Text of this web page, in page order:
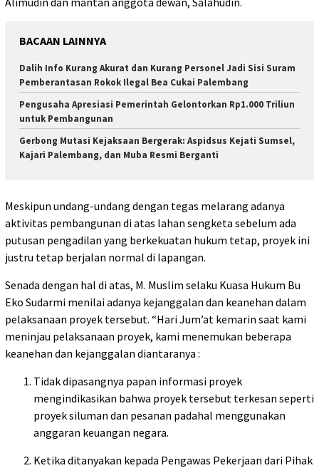
BACAAN LAINNYA
Dalih Info Kurang Akurat dan Kurang Personel Jadi Sisi Suram
Pemberantasan Rokok Ilegal Bea Cukai Palembang
Pengusaha Apresiasi Pemerintah Gelontorkan Rp1.000 Triliun
untuk Pembangunan
Gerbong Mutasi Kejaksaan Bergerak: Aspidsus Kejati Sumsel,
Kajari Palembang, dan Muba Resmi Berganti
Meskipun undang-undang dengan tegas melarang adanya
aktivitas pembangunan di atas lahan sengketa sebelum ada
putusan pengadilan yang berkekuatan hukum tetap, proyek ini
justru tetap berjalan normal di lapangan.
Senada dengan hal di atas, M. Muslim selaku Kuasa Hukum Bu
Eko Sudarmi menilai adanya kejanggalan dan keanehan dalam
pelaksanaan proyek tersebut. “Hari Jum’at kemarin saat kami
meninjau pelaksanaan proyek, kami menemukan beberapa
keanehan dan kejanggalan diantaranya :
Tidak dipasangnya papan informasi proyek
mengindikasikan bahwa proyek tersebut terkesan seperti
proyek siluman dan pesanan padahal menggunakan
anggaran keuangan negara.
Ketika ditanyakan kepada Pengawas Pekerjaan dari Pihak